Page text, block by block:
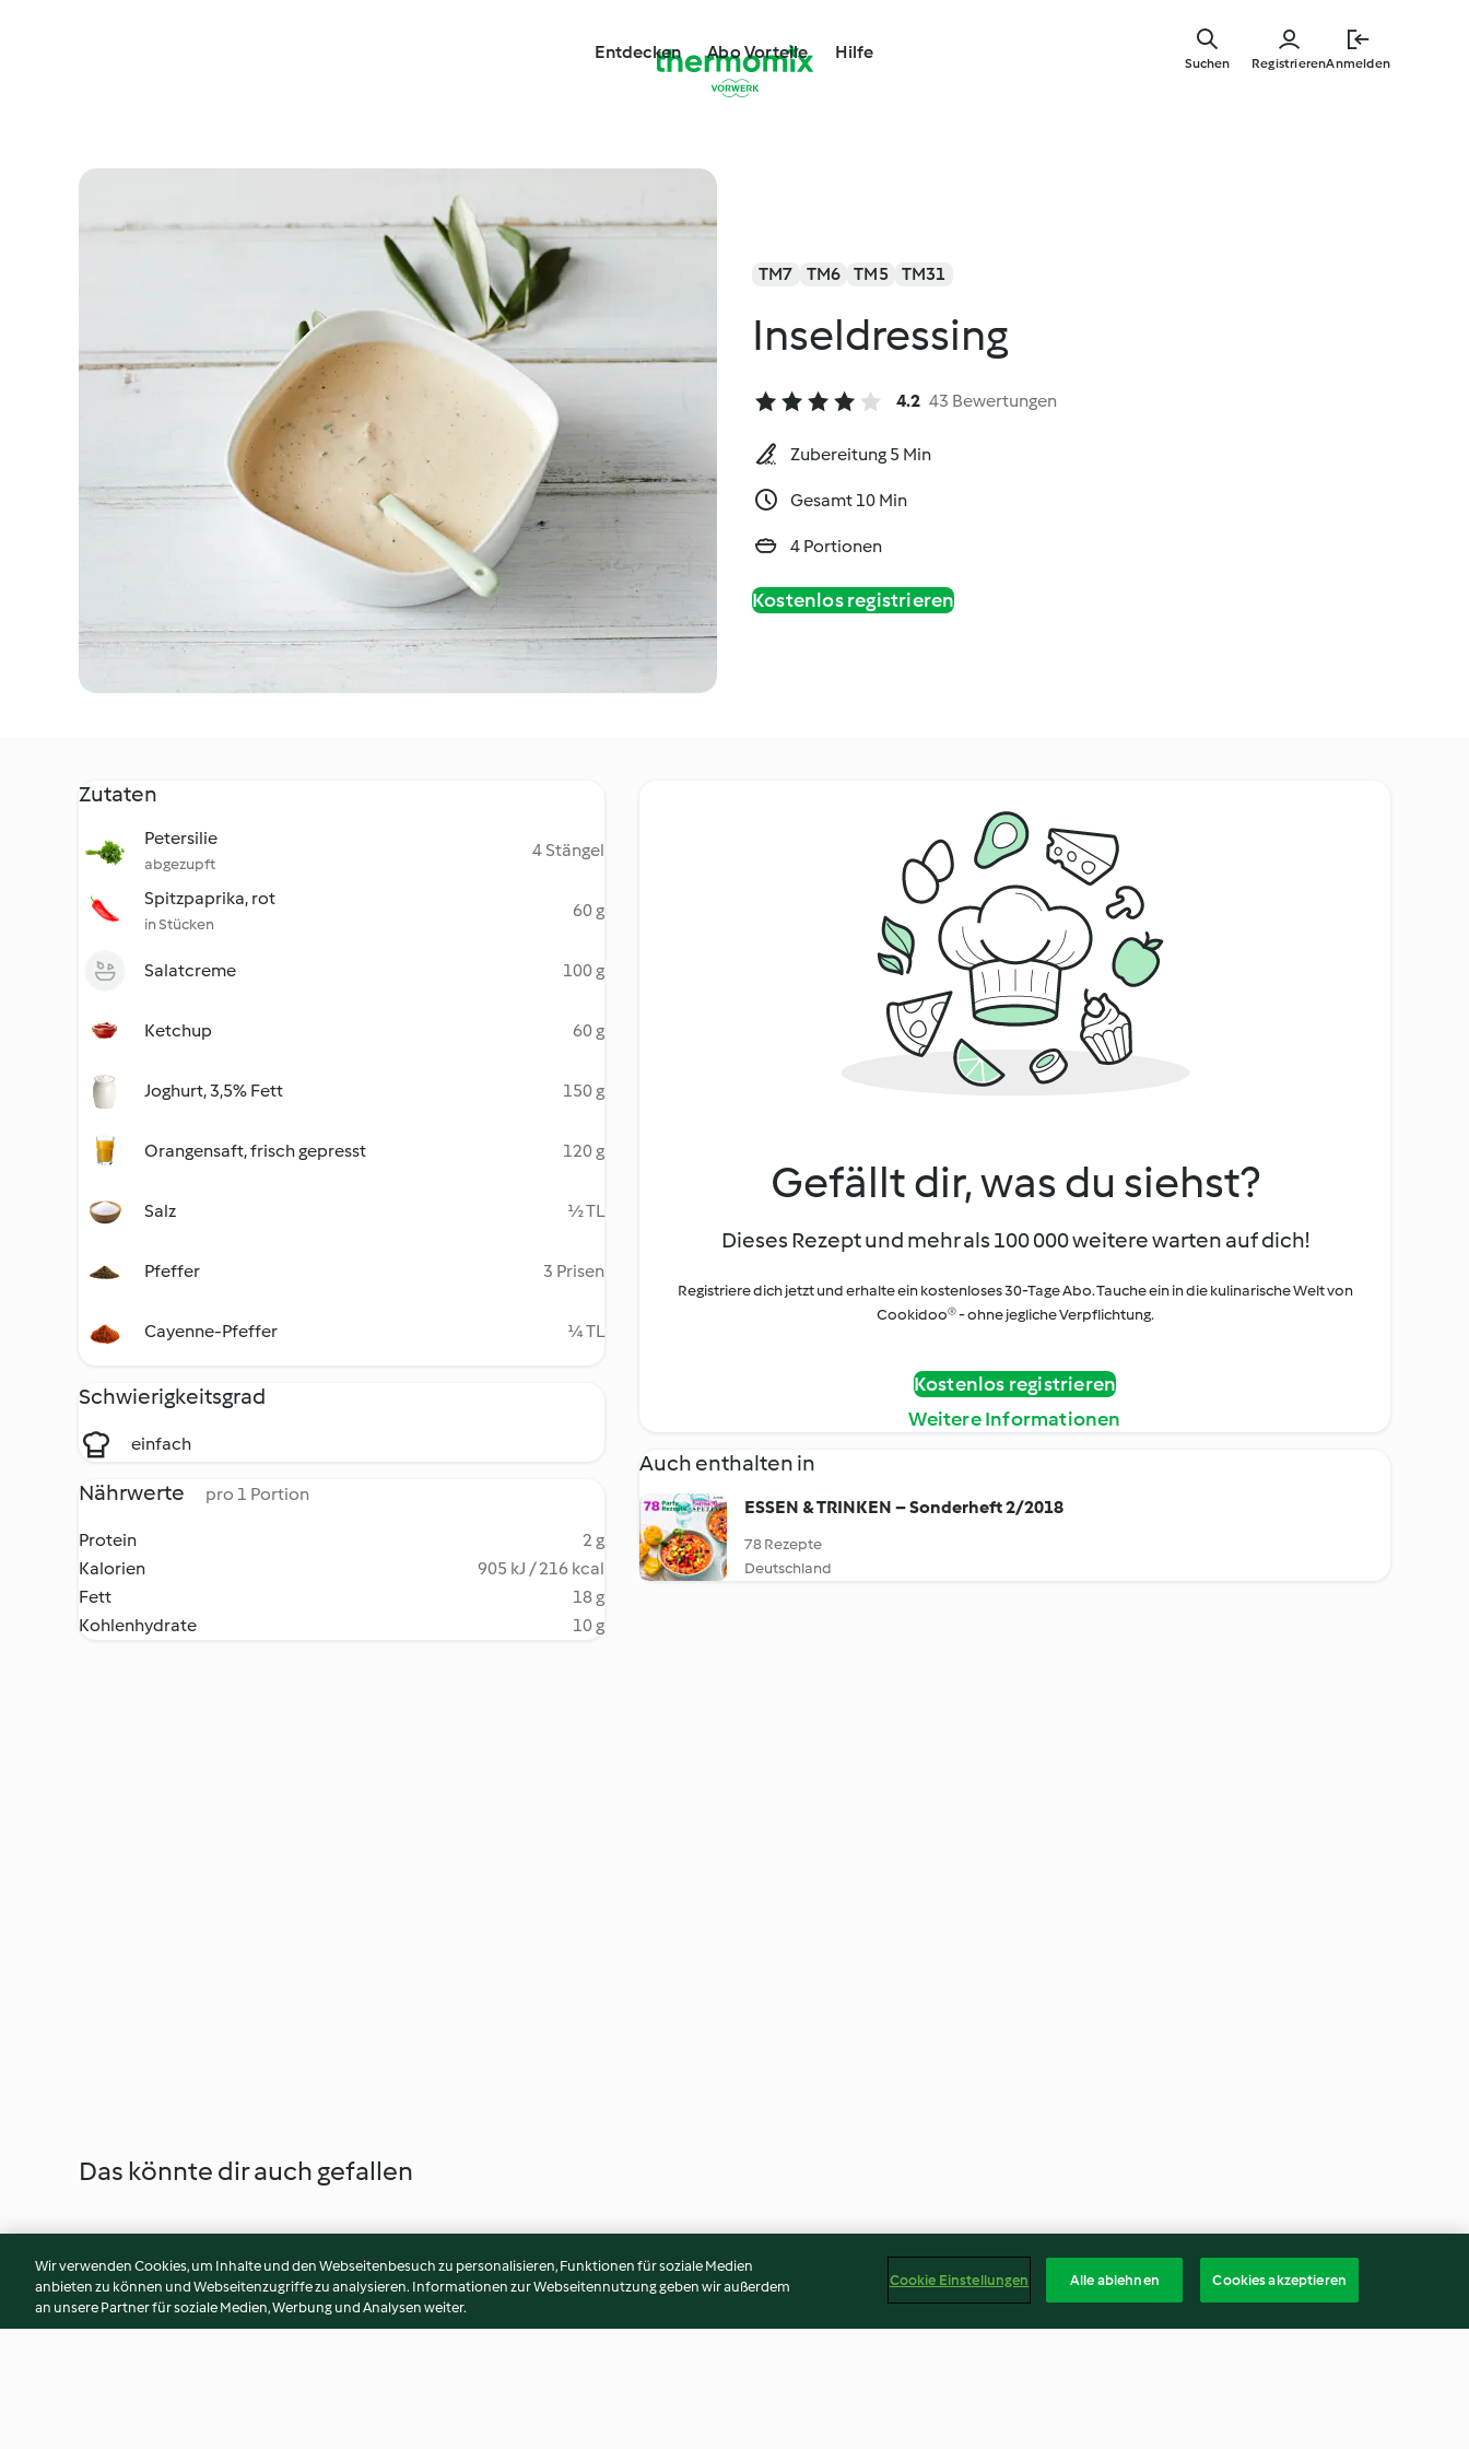
springen
Entdecken Abo Vorteile Hilfe
RegistrierenAnmelden
Suchen
TM7 TM6 TM5 TM31
Inseldressing
4.2 43 Bewertungen
Zubereitung 5 Min
Gesamt 10 Min
4 Portionen
Kostenlos registrieren
Zutaten
Petersilie
abgezupft
4 Stängel
Spitzpaprika, rot
in Stücken
60 g
Salatcreme 100 g
Ketchup 60 g
Joghurt, 3,5% Fett 150 g
Orangensaft, frisch gepresst 120 g
Salz ½ TL
Pfeffer 3 Prisen
Cayenne-Pfeffer ¼ TL
Schwierigkeitsgrad
einfach
Nährwerte pro 1 Portion
Protein
2 g
Kalorien
905 kJ / 216 kcal
Fett
18 g
Kohlenhydrate
10 g
Gefällt dir, was du siehst?
Dieses Rezept und mehr als 100 000 weitere warten auf dich!
Registriere dich jetzt und erhalte ein kostenloses 30-Tage Abo. Tauche ein in die kulinarische Welt von
Cookidoo® - ohne jegliche Verpflichtung.
Kostenlos registrieren
Weitere Informationen
Auch enthalten in
ESSEN & TRINKEN – Sonderheft 2/2018
78 Rezepte
Deutschland
Das könnte dir auch gefallen
Wir verwenden Cookies, um Inhalte und den Webseitenbesuch zu personalisieren, Funktionen für soziale Medien
anbieten zu können und Webseitenzugriffe zu analysieren. Informationen zur Webseitennutzung geben wir außerdem
an unsere Partner für soziale Medien, Werbung und Analysen weiter.
Cookie Einstellungen Alle ablehnen Cookies akzeptieren